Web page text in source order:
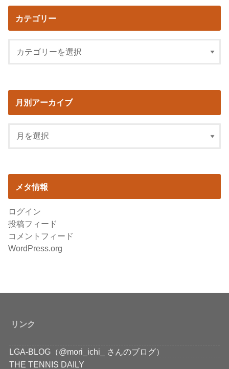
カテゴリー
月別アーカイブ
メタ情報
ログイン
投稿フィード
コメントフィード
WordPress.org
リンク
LGA-BLOG（@mori_ichi_ さんのブログ）
THE TENNIS DAILY